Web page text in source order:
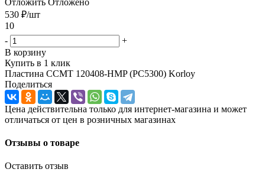
530 ₽/шт
10
-
+
В корзину
Купить в 1 клик
Пластина CCMT 120408-HMP (PC5300) Korloy
Поделиться
Цена действительна только для интернет-магазина и может
отличаться от цен в розничных магазинах
Отзывы о товаре
Оставить отзыв